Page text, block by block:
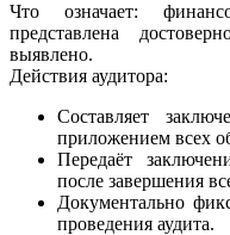
Что означает:
представлена
выявлено.
Действия аудитора:
Составляет
приложением всех
Передаёт
после завершения
Документально
проведения аудита.